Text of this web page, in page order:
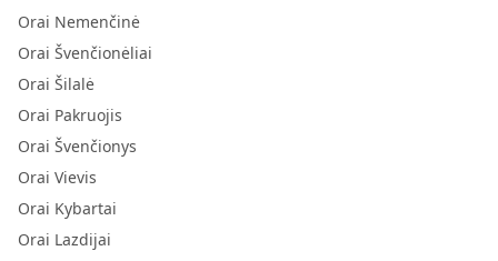
Orai Nemenčinė
Orai Švenčionėliai
Orai Šilalė
Orai Pakruojis
Orai Švenčionys
Orai Vievis
Orai Kybartai
Orai Lazdijai